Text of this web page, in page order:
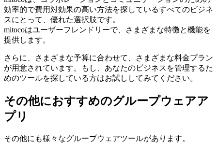
効率的で費用対効果の高い方法を探しているすべてのビジネ
スにとって、優れた選択肢です。
mitocoはユーザーフレンドリーで、さまざまな特徴と機能を
提供します。
さらに、さまざまな予算に合わせて、さまざまな料金プラン
が用意されています。もし、あなたのビジネスを管理するた
めのツールを探している方はお試ししてみてください。
その他におすすめのグループウェアア
プリ
その他にも様々なグループウェアツールがあります。